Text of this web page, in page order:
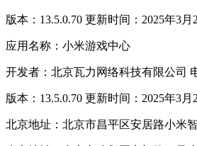
版本：13.5.0.70 更新时间：2025年3月
应用名称：小米游戏中心
开发者：北京瓦力网络科技有限公司
版本：13.5.0.70 更新时间：2025年3月
北京地址：北京市昌平区安居路小米